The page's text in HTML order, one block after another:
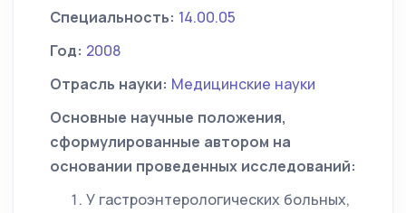
Специальность: 14.00.05
Год: 2008
Отрасль науки: Медицинские науки
Основные научные положения,
сформулированные автором на
основании проведенных исследований:
У гастроэнтерологических больных,